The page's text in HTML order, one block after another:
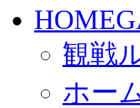
観戦
ホー